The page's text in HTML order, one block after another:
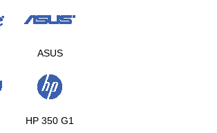
ASUS
HP 350 G1